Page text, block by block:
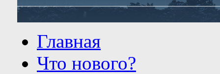
Главная
Что нового?